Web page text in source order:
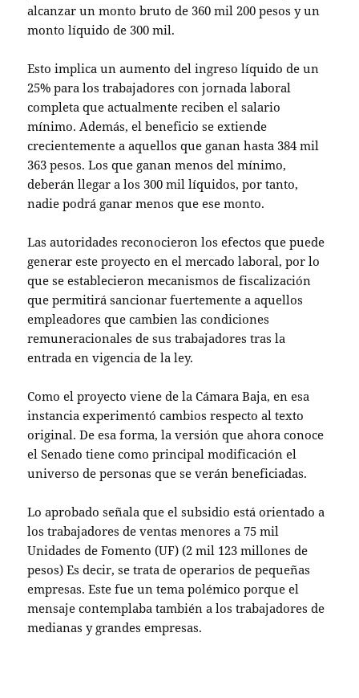
alcanzar un monto bruto de 360 mil 200 pesos y un
monto líquido de 300 mil.
Esto implica un aumento del ingreso líquido de un
25% para los trabajadores con jornada laboral
completa que actualmente reciben el salario
mínimo. Además, el beneficio se extiende
crecientemente a aquellos que ganan hasta 384 mil
363 pesos. Los que ganan menos del mínimo,
deberán llegar a los 300 mil líquidos, por tanto,
nadie podrá ganar menos que ese monto.
Las autoridades reconocieron los efectos que puede
generar este proyecto en el mercado laboral, por lo
que se establecieron mecanismos de fiscalización
que permitirá sancionar fuertemente a aquellos
empleadores que cambien las condiciones
remuneracionales de sus trabajadores tras la
entrada en vigencia de la ley.
Como el proyecto viene de la Cámara Baja, en esa
instancia experimentó cambios respecto al texto
original. De esa forma, la versión que ahora conoce
el Senado tiene como principal modificación el
universo de personas que se verán beneficiadas.
Lo aprobado señala que el subsidio está orientado a
los trabajadores de ventas menores a 75 mil
Unidades de Fomento (UF) (2 mil 123 millones de
pesos) Es decir, se trata de operarios de pequeñas
empresas. Este fue un tema polémico porque el
mensaje contemplaba también a los trabajadores de
medianas y grandes empresas.